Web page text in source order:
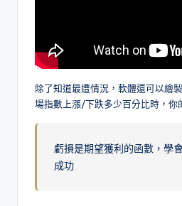
除了知道最遭情況，軟體還可以繪
場指數上漲/下跌多少百分比時，你
虧損是期望獲利的函數，學
成功